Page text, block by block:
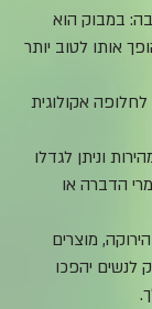
במבוק הוא
אותו לטוב יותר
אקולוגית
וניתן לגדלו
הדברה או
מוצרים
לנשים יהפכו